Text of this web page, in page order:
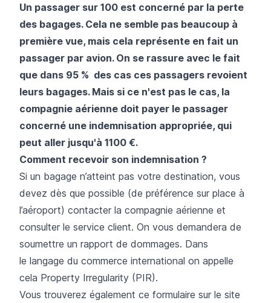
Un passager sur 100 est concerné par la perte
des bagages. Cela ne semble pas beaucoup à
première vue, mais cela représente en fait un
passager par avion. On se rassure avec le fait
que dans 95 % des cas ces passagers revoient
leurs bagages. Mais si ce n'est pas le cas, la
compagnie aérienne doit payer le passager
concerné une indemnisation appropriée, qui
peut aller jusqu'à 1100 €.
Comment recevoir son indemnisation ?
Si un bagage n’atteint pas votre destination, vous
devez dès que possible (de préférence sur place à
l’aéroport) contacter la compagnie aérienne et
consulter le service client. On vous demandera de
soumettre un rapport de dommages. Dans
le langage du commerce international on appelle
cela Property Irregularity (PIR).
Vous trouverez également ce formulaire sur le site